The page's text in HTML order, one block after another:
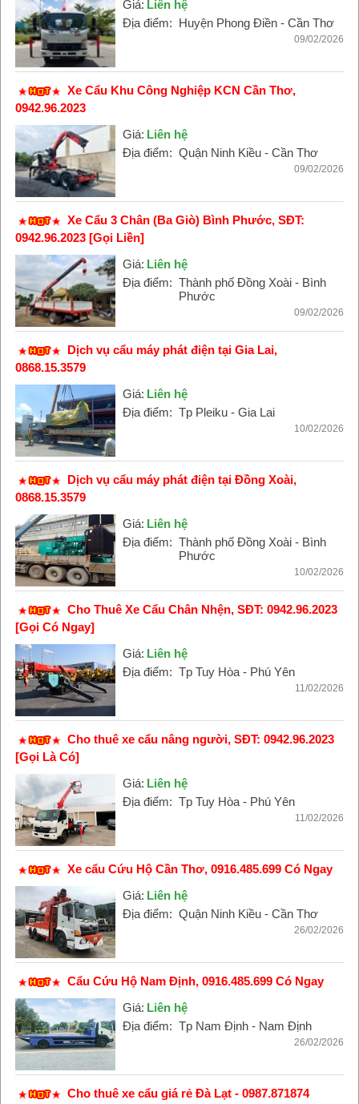
Giá: Liên hệ
Địa điểm: Huyện Phong Điền - Cần Thơ
09/02/2026
Xe Cẩu Khu Công Nghiệp KCN Cần Thơ,
0942.96.2023
Giá: Liên hệ
Địa điểm: Quận Ninh Kiều - Cần Thơ
09/02/2026
Xe Cẩu 3 Chân (Ba Giò) Bình Phước, SĐT:
0942.96.2023 [Gọi Liền]
Giá: Liên hệ
Địa điểm: Thành phố Đồng Xoài - Bình
Phước
09/02/2026
Dịch vụ cẩu máy phát điện tại Gia Lai,
0868.15.3579
Giá: Liên hệ
Địa điểm: Tp Pleiku - Gia Lai
10/02/2026
Dịch vụ cẩu máy phát điện tại Đồng Xoài,
0868.15.3579
Giá: Liên hệ
Địa điểm: Thành phố Đồng Xoài - Bình
Phước
10/02/2026
Cho Thuê Xe Cẩu Chân Nhện, SĐT: 0942.96.2023
[Gọi Có Ngay]
Giá: Liên hệ
Địa điểm: Tp Tuy Hòa - Phú Yên
11/02/2026
Cho thuê xe cẩu nâng người, SĐT: 0942.96.2023
[Gọi Là Có]
Giá: Liên hệ
Địa điểm: Tp Tuy Hòa - Phú Yên
11/02/2026
Xe cẩu Cứu Hộ Cần Thơ, 0916.485.699 Có Ngay
Giá: Liên hệ
Địa điểm: Quận Ninh Kiều - Cần Thơ
26/02/2026
Cẩu Cứu Hộ Nam Định, 0916.485.699 Có Ngay
Giá: Liên hệ
Địa điểm: Tp Nam Định - Nam Định
26/02/2026
Cho thuê xe cẩu giá rẻ Đà Lạt - 0987.871874